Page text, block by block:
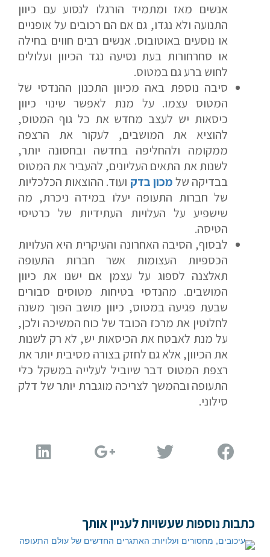
אנשים מאז ומתמיד הורגלו לנסוע עם כיוון
התנועה ולא נגדו, גם אם הם רכובים על אופניים
או נוסעים באוטובוס. אנשים רבים חווים בחילה
או סחרחורות בעת נסיעה נגד הכיוון ועלולים
לחוש ברע גם במטוס.
סיבה נוספת באה מכיוון התכנון ההנדסי של
המטוס עצמו. על מנת לאפשר שינוי כיוון
כיסאות יש לעצב מחדש את כל גוף המטוס,
להוציא את המושבים, לעקור את הרצפה
ממקומה ולהחליפה בחדשה ובחסונה יותר,
לשנות את התאים העליונים, להעביר את המטוס
בבדיקה שלמכון בדק ועוד. ההוצאות הכלכליות
של חברות התעופה יעלו במידה ניכרת, מה
שישפיע על העלויות העתידיות של כרטיסי
הטיסה.
לבסוף, הסיבה האחרונה והעיקרית היא העלויות
הכספיות העצומות אשר חברות התעופה
תאלצנה לספוג על עצמן אם ישנו את כיוון
המושבים. מהנדסי בטיחות מטוסים סבורים
שבעת פגיעה במטוס, כיוון מושב הפוך משנה
לחלוטין את מרכז הכובד של כוח המשיכה ולכן,
על מנת לאבטח את הכיסאות יש, לא רק לשנות
את הכיוון, אלא גם לחזק בצורה מסיבית יותר את
רצפת המטוס דבר שיוביל לעלייה במשקל כלי
התעופה ובהמשך לצריכה מוגברת יותר של דלק
סילוני.
כתבות נוספות שעשויות לעניין אותך
אם הגעתם לפה,
סימן שאתם מעוניינים
בפרטים נוספים.
נשמח לשוחח אתכם, לענות על כל שאלה
ולעזור לכם להגשים את החלומות שלכם בעולם התעופה.
השאירו לנו פרטים ונחזור אליכם.
שם פרטי
דוא"ל
טלפון